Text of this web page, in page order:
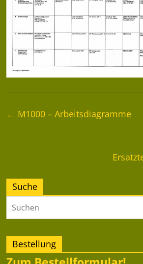
← M1000 – Arbeitsdiagramme
Suche
Bestellung